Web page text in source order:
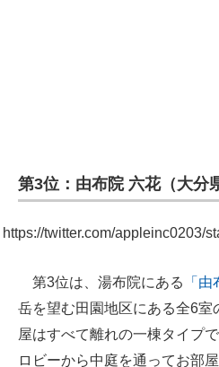
第3位：由布院 六花（大分
https://twitter.com/appleinc0203/
第3位は、湯布院にある 「由
岳を望む田園地区にある全6室
屋はすべて離れの一棟タイプ
ロビーから中庭を通ってお部